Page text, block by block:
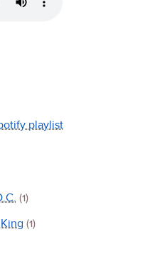
playlist
(1)
(1)